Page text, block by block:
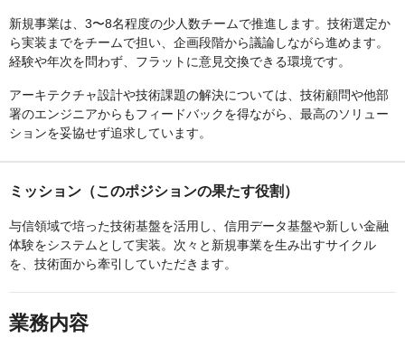
新規事業は、3〜8名程度の少人数チームで推進します。技術選定か
ら実装までをチームで担い、企画段階から議論しながら進めます。
経験や年次を問わず、フラットに意見交換できる環境です。
アーキテクチャ設計や技術課題の解決については、技術顧問や他部
署のエンジニアからもフィードバックを得ながら、最高のソリュー
ションを妥協せず追求しています。
ミッション（このポジションの果たす役割）
与信領域で培った技術基盤を活用し、信用データ基盤や新しい金融
体験をシステムとして実装。次々と新規事業を生み出すサイクル
を、技術面から牽引していただきます。
業務内容